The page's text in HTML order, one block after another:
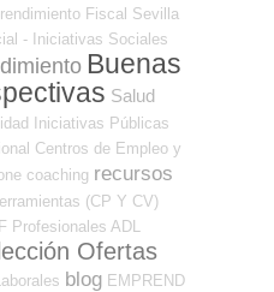
Fiscal Sevilla
- Iniciativas Sociales
Buenas
Salud
Iniciativas Públicas
Centros de Empleo y
coaching recursos
(CP Y CV)
F Profesionales ADL
Ofertas
blog EMPREND